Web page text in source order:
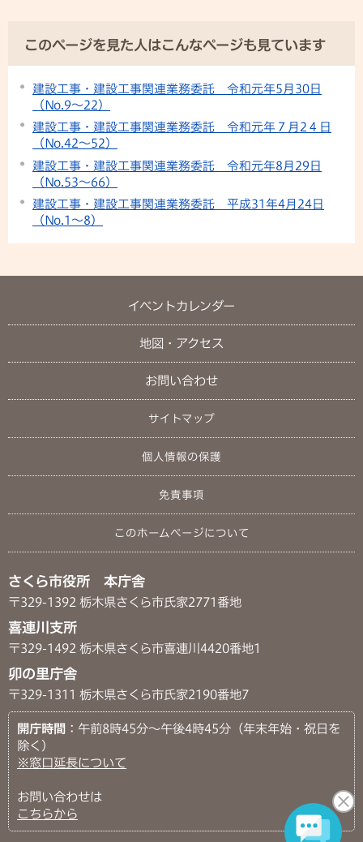
このページを見た人はこんなページも見ています
建設工事・建設工事関連業務委託 令和元年5月30日
（No.9～22）
建設工事・建設工事関連業務委託 令和元年７月2４日
（No.42～52）
建設工事・建設工事関連業務委託 令和元年8月29日
（No.53～66）
建設工事・建設工事関連業務委託 平成31年4月24日
（No.1～8）
イベントカレンダー
地図・アクセス
お問い合わせ
サイトマップ
個人情報の保護
免責事項
このホームページについて
さくら市役所 本庁舎
〒329-1392 栃木県さくら市氏家2771番地
喜連川支所
〒329-1492 栃木県さくら市喜連川4420番地1
卯の里庁舎
〒329-1311 栃木県さくら市氏家2190番地7
開庁時間 ：午前8時45分～午後4時45分（年末年始・祝日を
除く）
※窓口延長について
お問い合わせは
こちらから